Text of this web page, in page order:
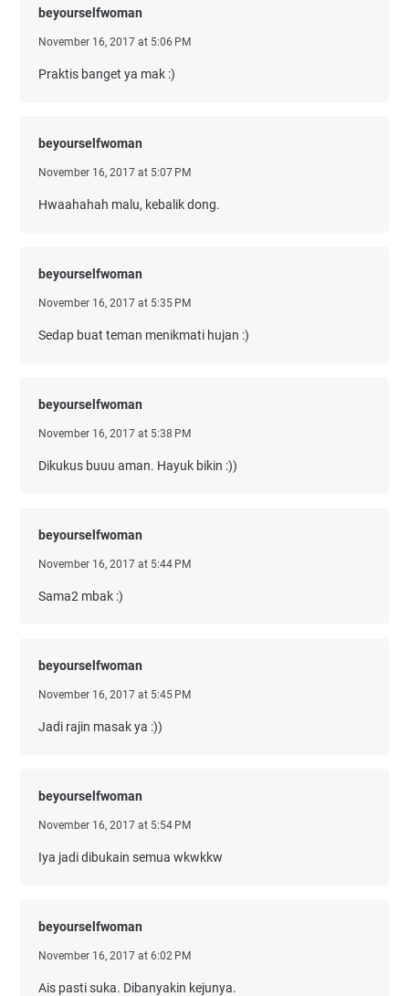
beyourselfwoman
November 16, 2017 at 5:06 PM
Praktis banget ya mak :)
beyourselfwoman
November 16, 2017 at 5:07 PM
Hwaahahah malu, kebalik dong.
beyourselfwoman
November 16, 2017 at 5:35 PM
Sedap buat teman menikmati hujan :)
beyourselfwoman
November 16, 2017 at 5:38 PM
Dikukus buuu aman. Hayuk bikin :))
beyourselfwoman
November 16, 2017 at 5:44 PM
Sama2 mbak :)
beyourselfwoman
November 16, 2017 at 5:45 PM
Jadi rajin masak ya :))
beyourselfwoman
November 16, 2017 at 5:54 PM
Iya jadi dibukain semua wkwkkw
beyourselfwoman
November 16, 2017 at 6:02 PM
Ais pasti suka. Dibanyakin kejunya.